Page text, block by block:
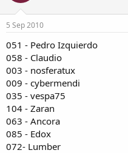
5 Sep 2010
051 - Pedro Izquierdo
058 - Claudio
003 - nosferatux
009 - cybermendi
035 - vespa75
104 - Zaran
063 - Ancora
085 - Edox
072- Lumber